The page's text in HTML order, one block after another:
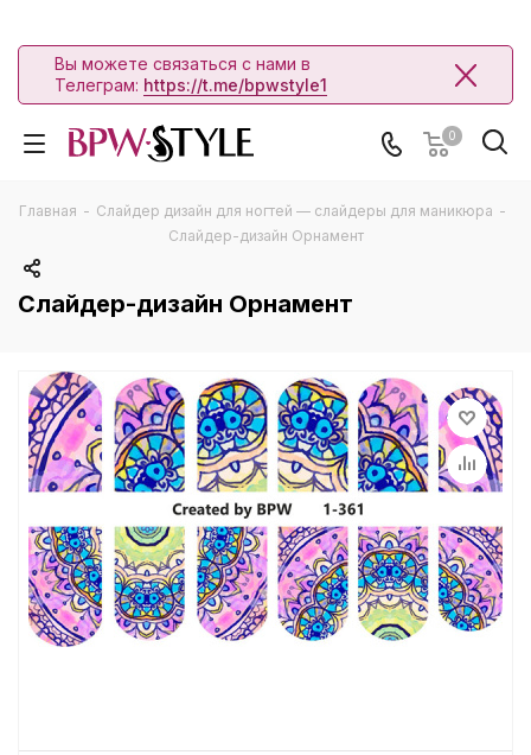
Вы можете связаться с нами в
Телеграм: https://t.me/bpwstyle1
0
Главная - Слайдер дизайн для ногтей — слайдеры для маникюра -
Слайдер-дизайн Орнамент
Слайдер-дизайн Орнамент